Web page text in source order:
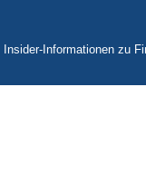
Informationen zu